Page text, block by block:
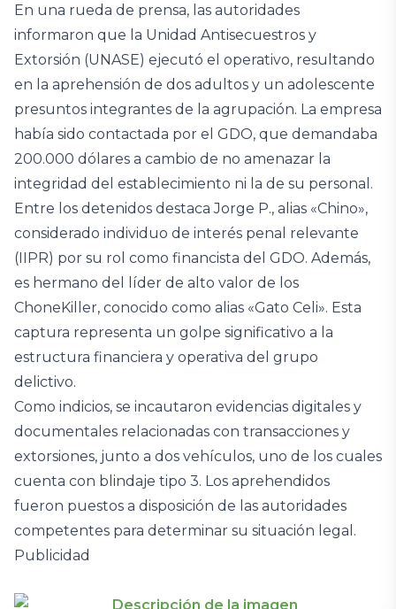
En una rueda de prensa, las autoridades
informaron que la Unidad Antisecuestros y
Extorsión (UNASE) ejecutó el operativo, resultando
en la aprehensión de dos adultos y un adolescente
presuntos integrantes de la agrupación. La empresa
había sido contactada por el GDO, que demandaba
200.000 dólares a cambio de no amenazar la
integridad del establecimiento ni la de su personal.
Entre los detenidos destaca Jorge P., alias «Chino»,
considerado individuo de interés penal relevante
(IIPR) por su rol como financista del GDO. Además,
es hermano del líder de alto valor de los
ChoneKiller, conocido como alias «Gato Celi». Esta
captura representa un golpe significativo a la
estructura financiera y operativa del grupo
delictivo.
Como indicios, se incautaron evidencias digitales y
documentales relacionadas con transacciones y
extorsiones, junto a dos vehículos, uno de los cuales
cuenta con blindaje tipo 3. Los aprehendidos
fueron puestos a disposición de las autoridades
competentes para determinar su situación legal.
Publicidad